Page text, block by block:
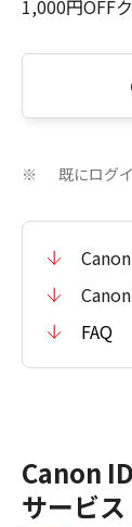
1,000円OFF
※ 既にログ
FAQ
Canon
サービス